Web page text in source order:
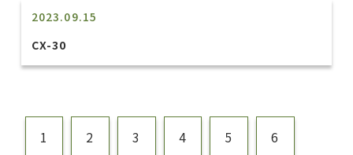
2023.09.15
CX-30
1 2 3 4 5 6